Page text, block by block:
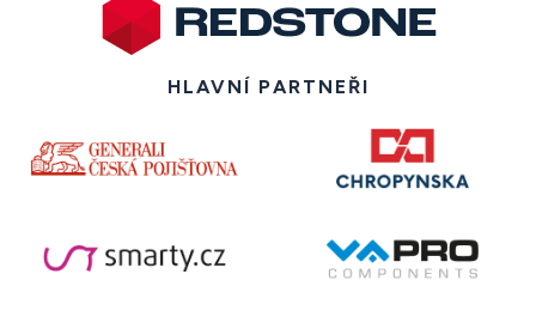
HLAVNÍ PARTNEŘI